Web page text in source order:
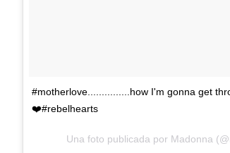
#motherlove...............how I'm gonna get
❤️#rebelhearts
Una foto publicada por Madonna